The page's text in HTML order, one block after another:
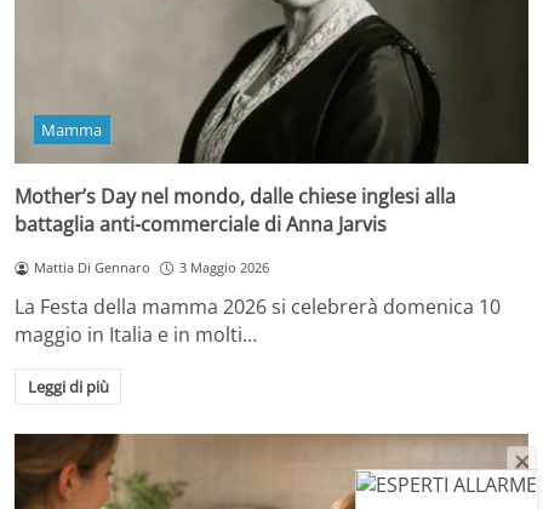
Mamma
Mother’s Day nel mondo, dalle chiese inglesi alla
battaglia anti-commerciale di Anna Jarvis
Mattia Di Gennaro 3 Maggio 2026
La Festa della mamma 2026 si celebrerà domenica 10
maggio in Italia e in molti…
Leggi di più